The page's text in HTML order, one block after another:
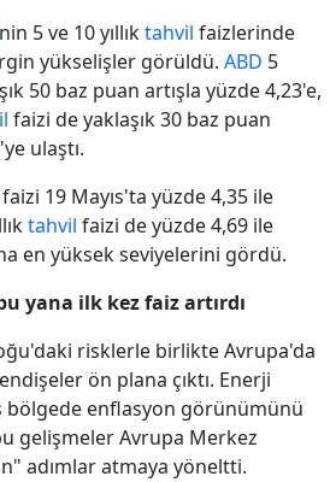
5 ve 10 yıllıktahvil faizlerinde
yükselişler görüldü. ABD 5
50 baz puan artışla yüzde 4,23'e,
faizi de yaklaşık 30 baz puan
ulaştı.
faizi 19 Mayıs'ta yüzde 4,35 ile
tahvil faizi de yüzde 4,69 ile
en yüksek seviyelerini gördü.
yana ilk kez faiz artırdı
risklerle birlikte Avrupa'da
ön plana çıktı. Enerji
bölgede enflasyon görünümünü
gelişmeler Avrupa Merkez
adımlar atmaya yöneltti.